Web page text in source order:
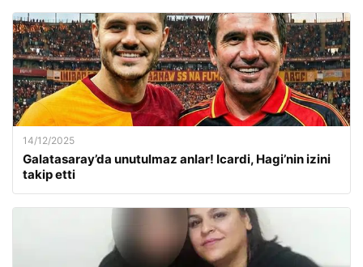
14/12/2025
Galatasaray’da unutulmaz anlar! Icardi, Hagi’nin izini
takip etti